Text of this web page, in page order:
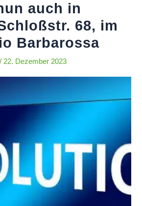
auch in
68, im
Barbarossa
/22. Dezember 2023